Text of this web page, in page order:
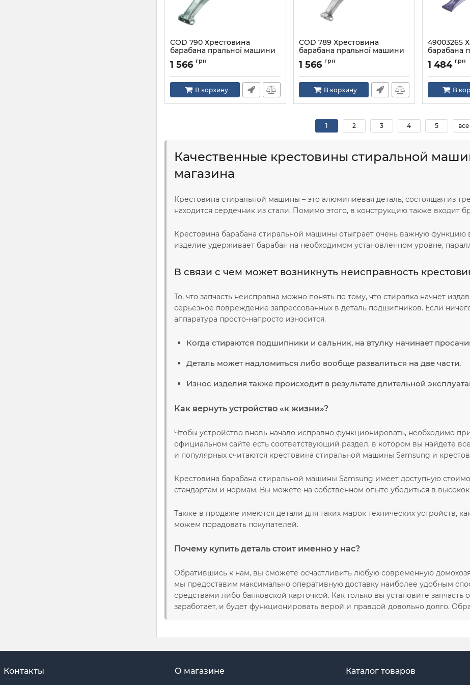
COD 790 Хрестовина
барабана пральної машини
ARISTON INDESIT
Артикул:
1 566 грн
В корзину
COD 789 Хрестовина
барабана пральної машини
ARISTON INDESIT
Артикул:
1 566 грн
В корзину
49003265
барабана
Candy COD
Артикул:
1 484 грн
В
1 2 3 4 5 все
Качественные крестовины стиральной
магазина
Крестовина стиральной машины – это алюминиевая деталь, состоящая из
находится сердечник из стали. Помимо этого, в конструкцию также входит
Крестовина барабана стиральной машины отыграет очень важную функцию
изделие удерживает барабан на необходимом установленном уровне,
В связи с чем может возникнуть неисправность
То, что запчасть неисправна можно понять по тому, что стиралка начнет
серьезное повреждение запрессованных в деталь подшипников. Если
аппаратура просто-напросто износится.
Когда стираются подшипники и сальник, на втулку начинает
Деталь может надломиться либо вообще развалиться на две части.
Износ изделия также происходит в результате длительной
Как вернуть устройство «к жизни»?
Чтобы устройство вновь начало исправно функционировать, необходимо
официальном сайте есть соответствующий раздел, в котором вы найдете
и популярных считаются крестовина стиральной машины Samsung и
Крестовина барабана стиральной машины Samsung имеет доступную
стандартам и нормам. Вы можете на собственном опыте убедиться в
Также в продаже имеются детали для таких марок технических устройств,
можем порадовать покупателей.
Почему купить деталь стоит именно у нас?
Обратившись к нам, вы сможете осчастливить любую современную
мы предоставим максимально оперативную доставку наиболее удобным
средствами либо банковской карточкой. Как только вы установите
заработает, и будет функционировать верой и правдой довольно долго.
Контакты О магазине Каталог товаров